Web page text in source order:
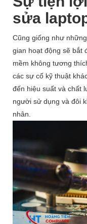
sửa
Cũng giống như
gian hoạt động sẽ bắt
mềm không tương
các sự cố kỹ thuật
đến hiệu suất và chất
người sử dụng và đôi
nhân.